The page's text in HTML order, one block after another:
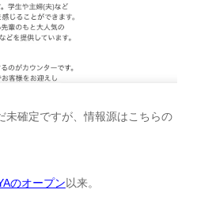
未確定ですが、情報源はこちらの
のオープン以来。